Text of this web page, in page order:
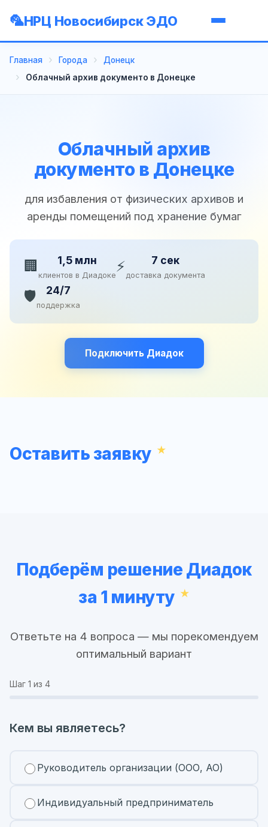
НРЦ Новосибирск ЭДО
Главная Города
Донецк
Облачный архив документо в Донецке
Облачный архив
документо в Донецке
для избавления от физических архивов и
аренды помещений под хранение бумаг
🏢 1,5 млн
клиентов в Диадоке⚡ 7 сек
доставка документа
🛡️ 24/7
поддержка
Подключить Диадок
Оставить заявку
Подберём решение Диадок
за 1 минуту
Ответьте на 4 вопроса — мы порекомендуем
оптимальный вариант
Шаг 1 из 4
Кем вы являетесь?
Руководитель организации (ООО, АО)
Индивидуальный предприниматель